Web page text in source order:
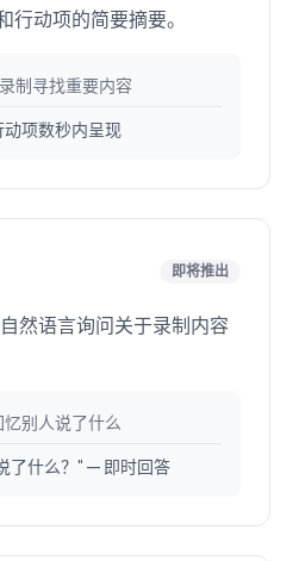
行动项的简要摘要。
制寻找重要内容
项数秒内呈现
即将推出
然语言询问关于录制内容
别人说了什么
了什么？" — 即时回答